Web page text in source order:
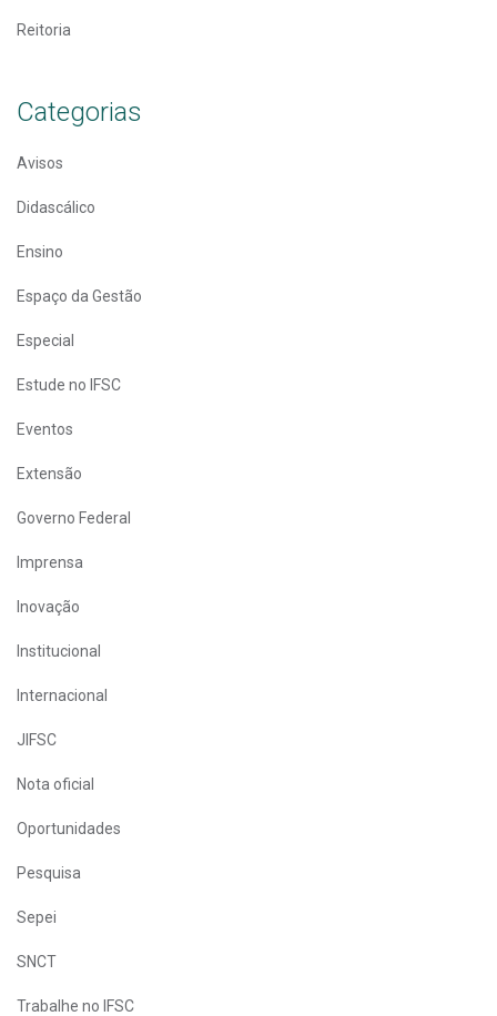
Reitoria
Categorias
Avisos
Didascálico
Ensino
Espaço da Gestão
Especial
Estude no IFSC
Eventos
Extensão
Governo Federal
Imprensa
Inovação
Institucional
Internacional
JIFSC
Nota oficial
Oportunidades
Pesquisa
Sepei
SNCT
Trabalhe no IFSC